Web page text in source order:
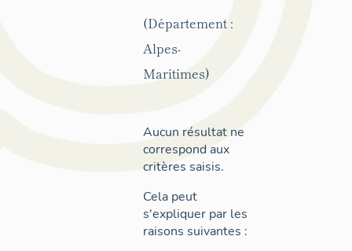
(Département :
Alpes-
Maritimes)
Aucun résultat ne
correspond aux
critères saisis.
Cela peut
s'expliquer par les
raisons suivantes :